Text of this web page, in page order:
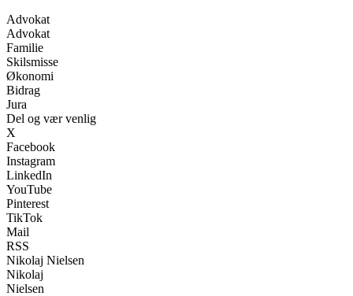
Advokat
Advokat
Familie
Skilsmisse
Økonomi
Bidrag
Jura
Del og vær venlig
X
Facebook
Instagram
LinkedIn
YouTube
Pinterest
TikTok
Mail
RSS
Nikolaj Nielsen
Nikolaj
Nielsen